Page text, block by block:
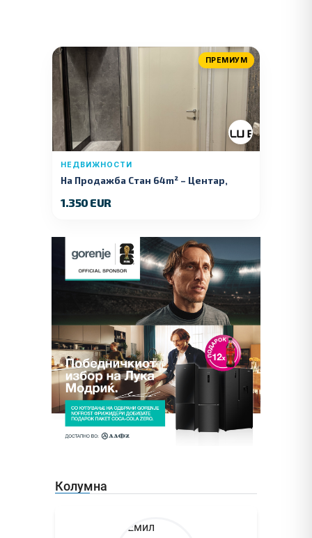
ПРЕМИУМ
НЕДВИЖНОСТИ
На Продажба Стан 64m² – Центар,
1.350 EUR
Колумна